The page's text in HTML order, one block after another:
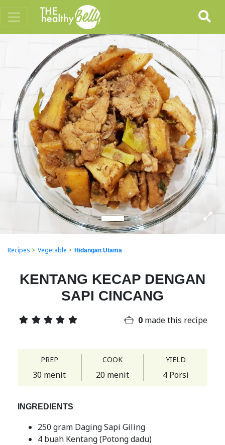
Previous Next
Recipes > Vegetable > Hidangan Utama
KENTANG KECAP DENGAN
SAPI CINCANG
0 made this recipe
PREP
30 menit
COOK
20 menit
YIELD
4 Porsi
INGREDIENTS
250 gram Daging Sapi Giling
4 buah Kentang (Potong dadu)